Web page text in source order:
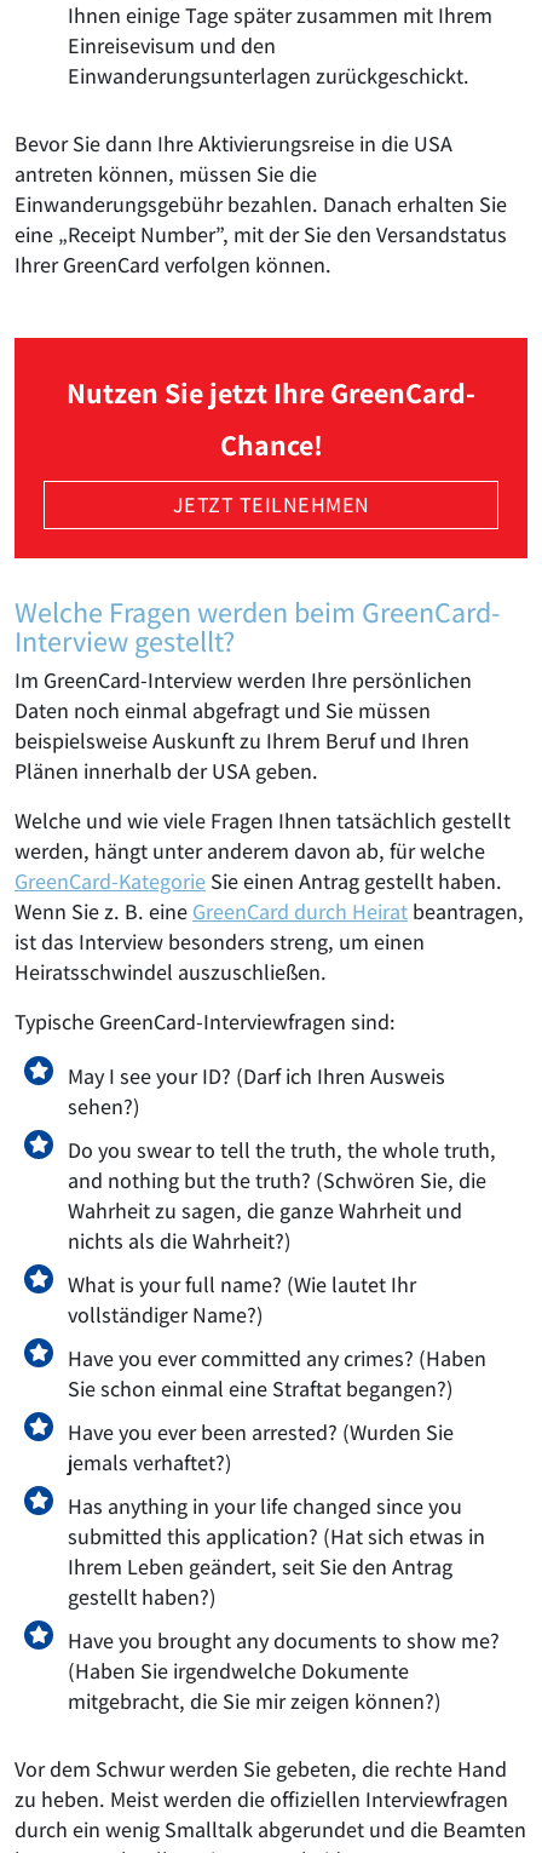
Ihnen einige Tage später zusammen mit Ihrem
Einreisevisum und den
Einwanderungsunterlagen zurückgeschickt.
Bevor Sie dann Ihre Aktivierungsreise in die USA
antreten können, müssen Sie die
Einwanderungsgebühr bezahlen. Danach erhalten Sie
eine „Receipt Number”, mit der Sie den Versandstatus
Ihrer GreenCard verfolgen können.
Nutzen Sie jetzt Ihre GreenCard-
Chance!
JETZT TEILNEHMEN
Welche Fragen werden beim GreenCard-
Interview gestellt?
Im GreenCard-Interview werden Ihre persönlichen
Daten noch einmal abgefragt und Sie müssen
beispielsweise Auskunft zu Ihrem Beruf und Ihren
Plänen innerhalb der USA geben.
Welche und wie viele Fragen Ihnen tatsächlich gestellt
werden, hängt unter anderem davon ab, für welche
GreenCard-Kategorie Sie einen Antrag gestellt haben.
Wenn Sie z. B. eine GreenCard durch Heirat beantragen,
ist das Interview besonders streng, um einen
Heiratsschwindel auszuschließen.
Typische GreenCard-Interviewfragen sind:
May I see your ID? (Darf ich Ihren Ausweis
sehen?)
Do you swear to tell the truth, the whole truth,
and nothing but the truth? (Schwören Sie, die
Wahrheit zu sagen, die ganze Wahrheit und
nichts als die Wahrheit?)
What is your full name? (Wie lautet Ihr
vollständiger Name?)
Have you ever committed any crimes? (Haben
Sie schon einmal eine Straftat begangen?)
Have you ever been arrested? (Wurden Sie
jemals verhaftet?)
Has anything in your life changed since you
submitted this application? (Hat sich etwas in
Ihrem Leben geändert, seit Sie den Antrag
gestellt haben?)
Have you brought any documents to show me?
(Haben Sie irgendwelche Dokumente
mitgebracht, die Sie mir zeigen können?)
Vor dem Schwur werden Sie gebeten, die rechte Hand
zu heben. Meist werden die offiziellen Interviewfragen
durch ein wenig Smalltalk abgerundet und die Beamten